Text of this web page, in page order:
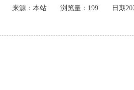
来源：本站 浏览量：199 日期